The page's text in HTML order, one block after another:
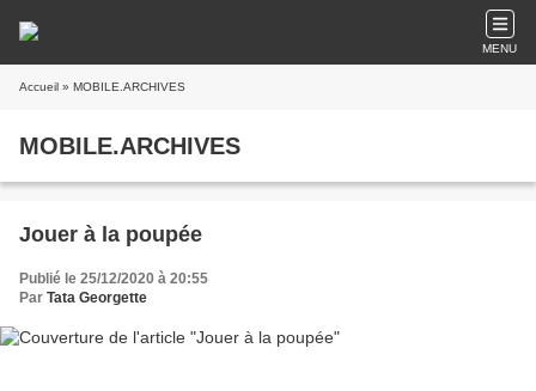
MENU
Accueil » MOBILE.ARCHIVES
MOBILE.ARCHIVES
Jouer à la poupée
Publié le 25/12/2020 à 20:55
Par Tata Georgette